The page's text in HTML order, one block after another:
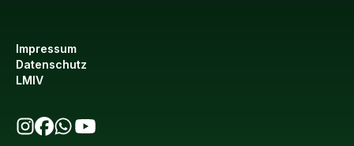
Impressum
Datenschutz
LMIV